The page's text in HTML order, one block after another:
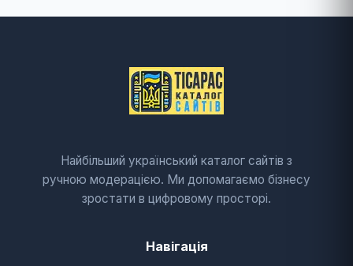
Найбільший український каталог сайтів з
ручною модерацією. Ми допомагаємо бізнесу
зростати в цифровому просторі.
Навігація